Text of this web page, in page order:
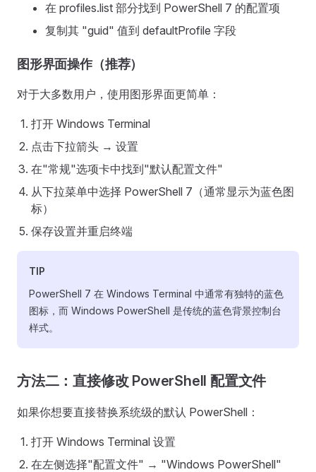
在 profiles.list 部分找到 PowerShell 7 的配置项
复制其 "guid" 值到 defaultProfile 字段
图形界面操作（推荐）
对于大多数用户，使用图形界面更简单：
打开 Windows Terminal
点击下拉箭头 → 设置
在"常规"选项卡中找到"默认配置文件"
从下拉菜单中选择 PowerShell 7（通常显示为蓝色图
标）
保存设置并重启终端
TIP
PowerShell 7 在 Windows Terminal 中通常有独特的蓝色
图标，而 Windows PowerShell 是传统的蓝色背景控制台
样式。
方法二：直接修改 PowerShell 配置文件
如果你想要直接替换系统级的默认 PowerShell：
打开 Windows Terminal 设置
在左侧选择"配置文件" → "Windows PowerShell"